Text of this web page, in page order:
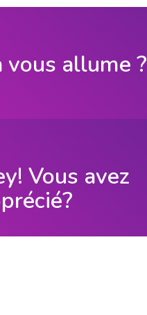
vous allume ?
Vous avez